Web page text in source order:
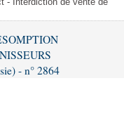
- Interdiction de vente de
- n° 2864